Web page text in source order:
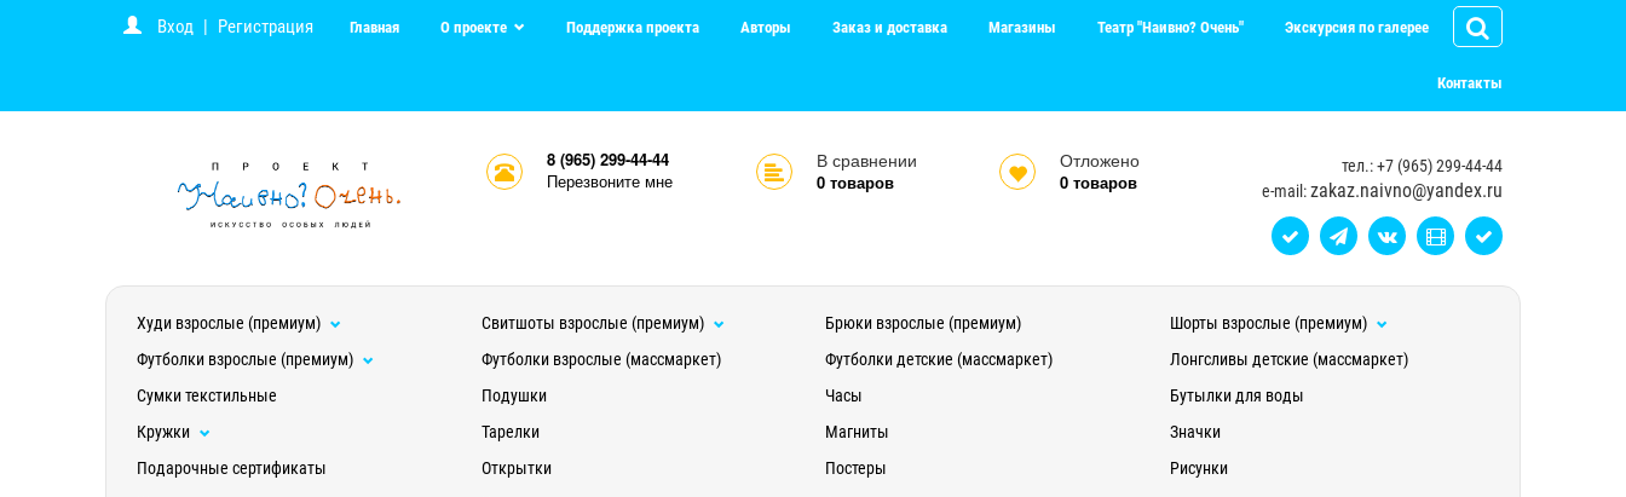
Вход | Регистрация Главная О проекте Поддержка проекта Авторы Заказ и доставка Магазины Театр "Наивно? Очень" Экскурсия по галерее
Контакты
8 (965) 299-44-44
Перезвоните мне
В сравнении
0товаров
Отложено
0 товаров
тел.: +7 (965) 299-44-44
e-mail:zakaz.naivno@yandex.ru
Худи взрослые (премиум) Свитшоты взрослые (премиум) Брюки взрослые (премиум)
Шорты взрослые (премиум)
Футболки взрослые (премиум)
Футболки взрослые (массмаркет) Футболки детские (массмаркет)
Лонгсливы детские (массмаркет)
Сумки текстильные
Подушки Часы
Бутылки для воды
Кружки
Тарелки Магниты
Значки
Подарочные сертификаты
Открытки Постеры
Рисунки